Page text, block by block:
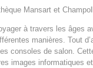
Mansart et
à travers les âges
manières. Tout
consoles de salon.
images informatiques